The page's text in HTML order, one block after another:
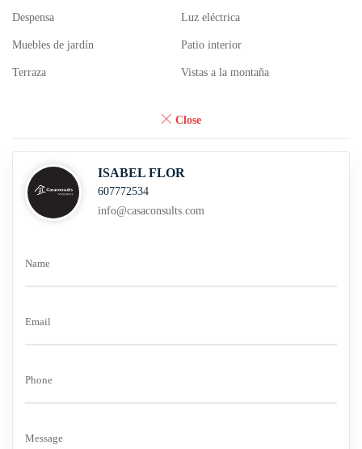
Despensa Luz eléctrica
Muebles de jardín Patio interior
Terraza Vistas a la montaña
Close
ISABEL FLOR
607772534
info@casaconsults.com
Name
Email
Phone
Message